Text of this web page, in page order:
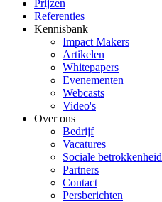
Prijzen
Referenties
Kennisbank
Impact Makers
Artikelen
Whitepapers
Evenementen
Webcasts
Video's
Over ons
Bedrijf
Vacatures
Sociale betrokkenheid
Partners
Contact
Persberichten